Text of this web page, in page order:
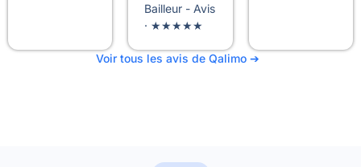
Bailleur - Avis
· ★★★★★
Voir tous les avis de Qalimo ➔